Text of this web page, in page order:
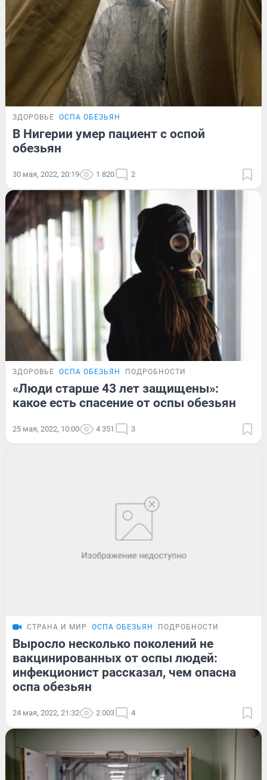
ЗДОРОВЬЕ ОСПА ОБЕЗЬЯН
В Нигерии умер пациент с оспой
обезьян
30 мая, 2022, 20:19 1 820 2
ЗДОРОВЬЕ ОСПА ОБЕЗЬЯН ПОДРОБНОСТИ
«Люди старше 43 лет защищены»:
какое есть спасение от оспы обезьян
25 мая, 2022, 10:00 4 351 3
СТРАНА И МИР ОСПА ОБЕЗЬЯН ПОДРОБНОСТИ
Выросло несколько поколений не
вакцинированных от оспы людей:
инфекционист рассказал, чем опасна
оспа обезьян
24 мая, 2022, 21:32 2 003 4